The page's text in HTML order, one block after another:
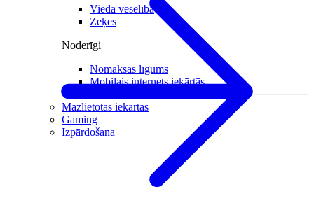
Viedā veselība
Zeķes
Noderīgi
Nomaksas līgums
Mobilais internets iekārtās
Mazlietotas iekārtas
Gaming
Izpārdošana